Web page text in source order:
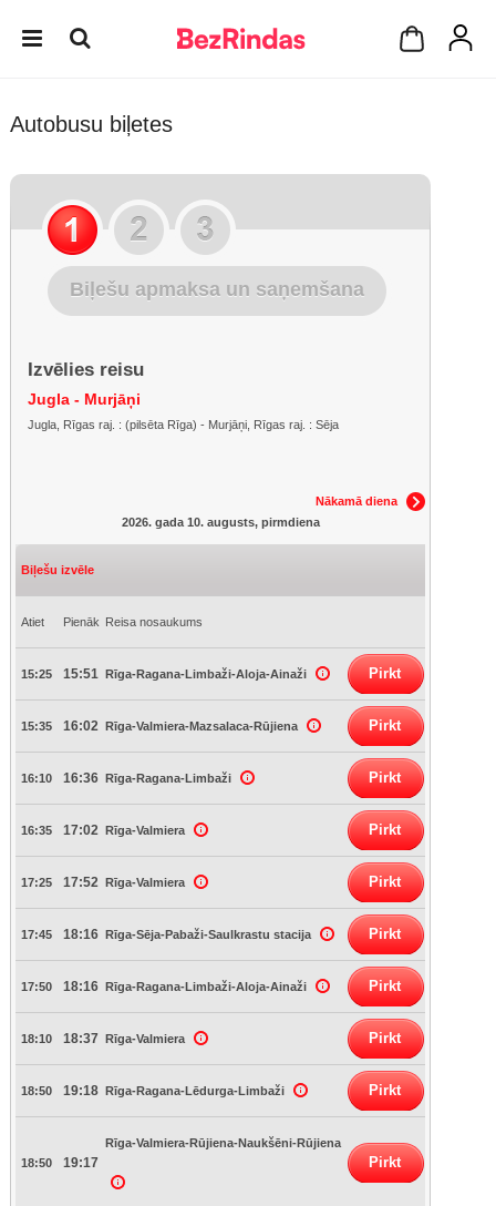
Autobusu biļetes
Biļešu apmaksa un saņemšana
Izvēlies reisu
Jugla - Murjāņi
Jugla, Rīgas raj. : (pilsēta Rīga) - Murjāņi, Rīgas raj. : Sēja
Nākamā diena
2026. gada 10. augusts, pirmdiena
Biļešu izvēle
Atiet Pienāk Reisa nosaukums
15:25 15:51 Rīga-Ragana-Limbaži-Aloja-Ainaži Pirkt
15:35 16:02 Rīga-Valmiera-Mazsalaca-Rūjiena Pirkt
16:10 16:36 Rīga-Ragana-Limbaži Pirkt
16:35 17:02 Rīga-Valmiera Pirkt
17:25 17:52 Rīga-Valmiera Pirkt
17:45 18:16 Rīga-Sēja-Pabaži-Saulkrastu stacija Pirkt
17:50 18:16 Rīga-Ragana-Limbaži-Aloja-Ainaži Pirkt
18:10 18:37 Rīga-Valmiera Pirkt
18:50 19:18 Rīga-Ragana-Lēdurga-Limbaži Pirkt
18:50 19:17
Rīga-Valmiera-Rūjiena-Naukšēni-Rūjiena
Pirkt